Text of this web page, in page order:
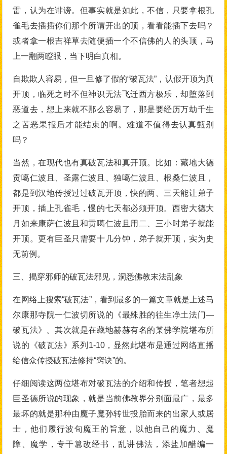
雷，认为在诽谤。但事实就是如此，不信，只要拿根孔
雀毛去插插你们那个所谓开出的顶，看看能插下去吗？
或者拿一根吉祥草去随便插一个不信佛的人的头顶，马
上一翻两瞪眼，当下明白真相。
自欺欺人容易，但一旦修了假的“破瓦法”，认假开顶为真
开顶，临死之时不但神识无法飞迁西方极乐，却堕落到
恶道去，想上来就不那么容易了，那是要经历万劫千生
之苦恶果报后才能结束的啊。难道不值得去认真甄别
吗？
当然，在现代也有真破瓦法和真开顶。比如：藏地大德
贡噶仁波且、圣露仁波且、独噶仁波且、根桑仁波且，
都是到汉地传授过过破瓦开顶，快的两、三天能让弟子
开顶，插上孔雀毛，慢的七天都必须开顶。西密大德大
月如来康萨仁波且和贡噶仁波且用二、三小时弟子就能
开顶。更有巨圣只需要十几分钟，弟子就开顶，实为史
无前例。
三、揭穿邪师的破瓦法邪见，洞悉佛教末法乱象
在网络上搜索“破瓦法”，看到最多的一篇文章就是上述马
尔康那寺院一仁波切所说的《最殊胜的往生净土法门—
破瓦法》。其次就是在藏地赫赫有名的某佛学院堪布所
说的《破瓦法》系列1-10，显然此堪布是通过网络直播
给信众传授破瓦法修持“窍诀”的。
仔细阅读这两位堪布对破瓦法的介绍和传授，笔者想起
巨圣德所说的现象，就是当前佛教界分别面最广，最多
最坏的就是那种由魔子魔孙转世投胎而来的出家人或居
士，他们履行波旬魔王的旨意，以他自己的魔力、魔
障、魔学，专干篡改经书，乱讲佛法，添盐加醋编一